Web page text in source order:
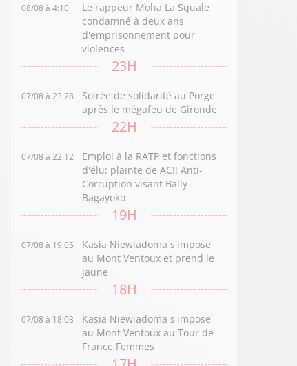
08/08 à 4:10
Le rappeur Moha La Squale
condamné à deux ans
d'emprisonnement pour
violences
23H
07/08 à 23:28
Soirée de solidarité au Porge
après le mégafeu de Gironde
22H
07/08 à 22:12
Emploi à la RATP et fonctions
d'élu: plainte de AC!! Anti-
Corruption visant Bally
Bagayoko
19H
07/08 à 19:05
Kasia Niewiadoma s'impose
au Mont Ventoux et prend le
jaune
18H
07/08 à 18:03
Kasia Niewiadoma s'impose
au Mont Ventoux au Tour de
France Femmes